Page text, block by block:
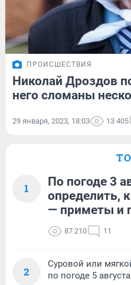
ПРОИСШЕСТВИЯ
Николай Дроздов
него сломаны
29 января, 2023, 18:03 13 405
1
По погоде 3
определить,
— приметы и
87 210 11
2
Суровой или
по погоде 5